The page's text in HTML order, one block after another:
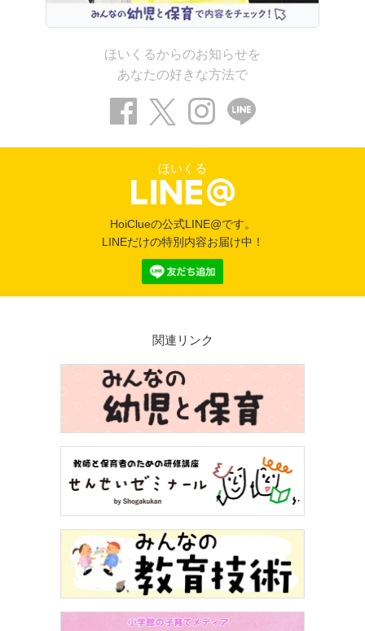
ほいくるからのお知らせを
あなたの好きな方法で
ほいくる
HoiClueの公式LINE@です。
LINEだけの特別内容お届け中！
関連リンク